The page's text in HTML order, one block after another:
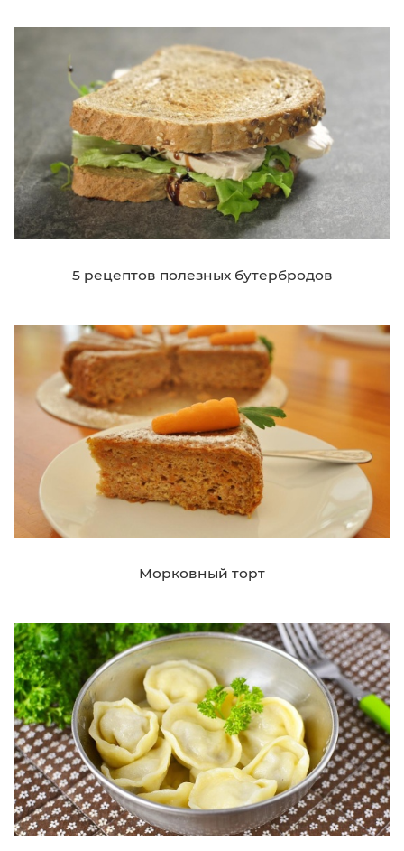
5 рецептов полезных бутербродов
Морковный торт